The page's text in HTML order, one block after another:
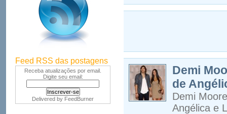
Feed RSS das postagens
Receba atualizações por email.
Digite seu email:
Delivered by FeedBurner
Demi
de
Demi
Angélica e